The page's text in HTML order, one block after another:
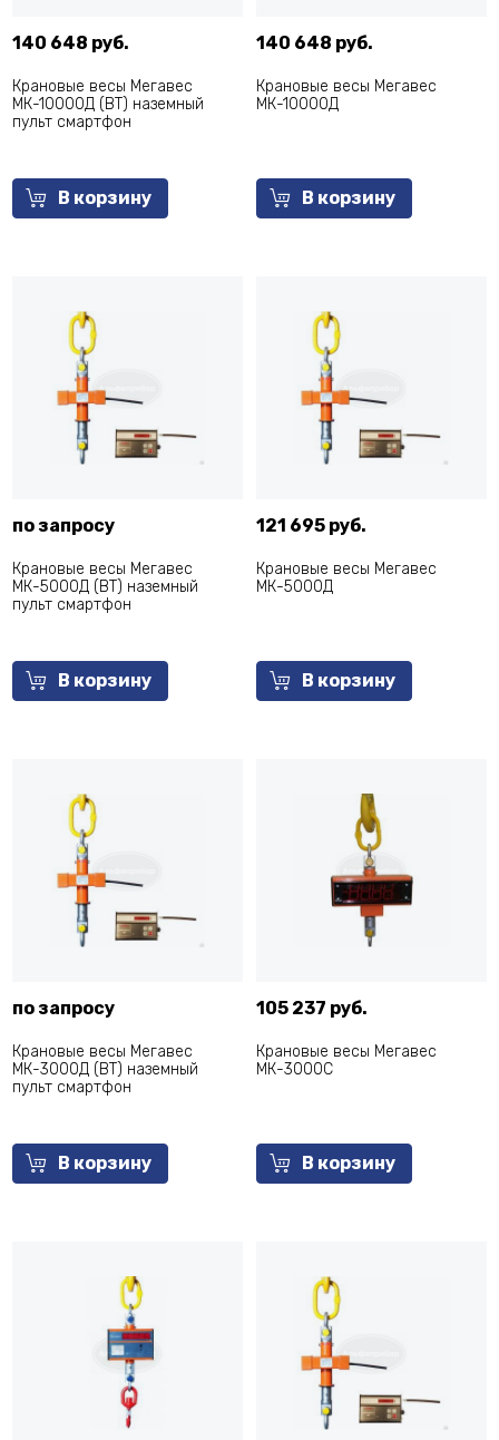
140 648 руб.
Крановые весы Мегавес
МК-10000Д (BT) наземный
пульт смартфон
В корзину
140 648 руб.
Крановые весы Мегавес
МК-10000Д
В корзину
по запросу
Крановые весы Мегавес
МК-5000Д (BT) наземный
пульт смартфон
В корзину
121 695 руб.
Крановые весы Мегавес
МК-5000Д
В корзину
по запросу
Крановые весы Мегавес
МК-3000Д (BT) наземный
пульт смартфон
В корзину
105 237 руб.
Крановые весы Мегавес
МК-3000С
В корзину